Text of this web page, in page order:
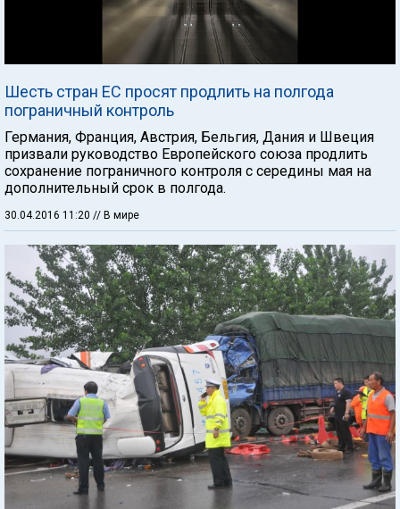
Шесть стран ЕС просят продлить на полгода
пограничный контроль
Германия, Франция, Австрия, Бельгия, Дания и Швеция
призвали руководство Европейского союза продлить
сохранение пограничного контроля с середины мая на
дополнительный срок в полгода.
30.04.2016 11:20 // В мире